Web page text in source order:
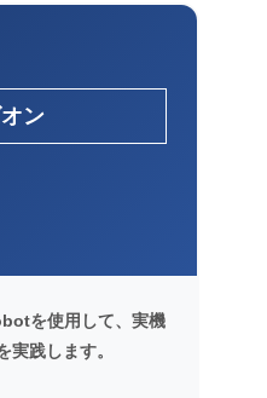
ン
を使用して、実機
実践します。